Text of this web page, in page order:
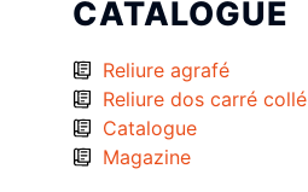
CATALOGUE
Reliure agrafé
Reliure dos carré collé
Catalogue
Magazine